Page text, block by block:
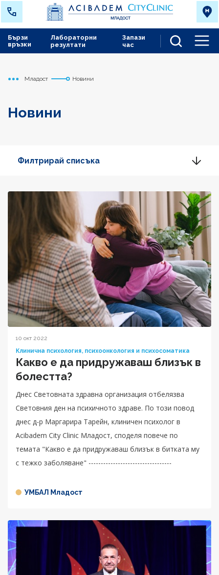
Лабораторни
резултати
Запази
час
Бързи
връзки
Начало
Младост Новини
Новини
Филтрирай списъка
10 окт 2022
Клинична психология, психоонкология и психосоматика
Какво е да придружаваш близък в
болестта?
Днес Световната здравна организация отбелязва
Световния ден на психичното здраве. По този повод
днес д-р Маргарира Тарейн, клиничен психолог в
Acibadem City Clinic Младост, споделя повече по
темата "Какво е да придружаваш близък в битката му
с тежко заболяване" ----------------------------------
УМБАЛ Младост